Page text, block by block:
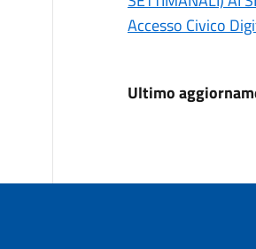
Accesso Civico
Ultimo